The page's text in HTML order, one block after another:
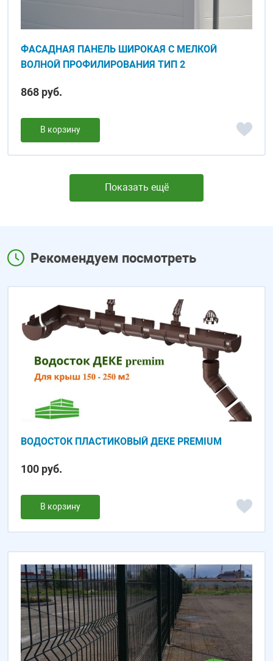
ФАСАДНАЯ ПАНЕЛЬ ШИРОКАЯ С МЕЛКОЙ
ВОЛНОЙ ПРОФИЛИРОВАНИЯ ТИП 2
868 руб.
В корзину
Показать ещё
Рекомендуем посмотреть
ВОДОСТОК ПЛАСТИКОВЫЙ ДЕКЕ PREMIUM
100 руб.
В корзину